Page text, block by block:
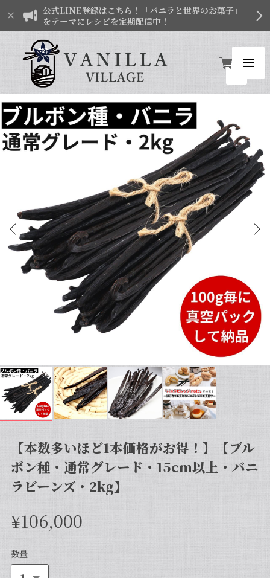
公式LINE登録はこちら！「バニラと世界のお菓子」
をテーマにレシピを定期配信中！
【本数多いほど1本価格がお得！】【ブル
ボン種・通常グレード・15cm以上・バニ
ラビーンズ・2kg】
¥106,000
数量